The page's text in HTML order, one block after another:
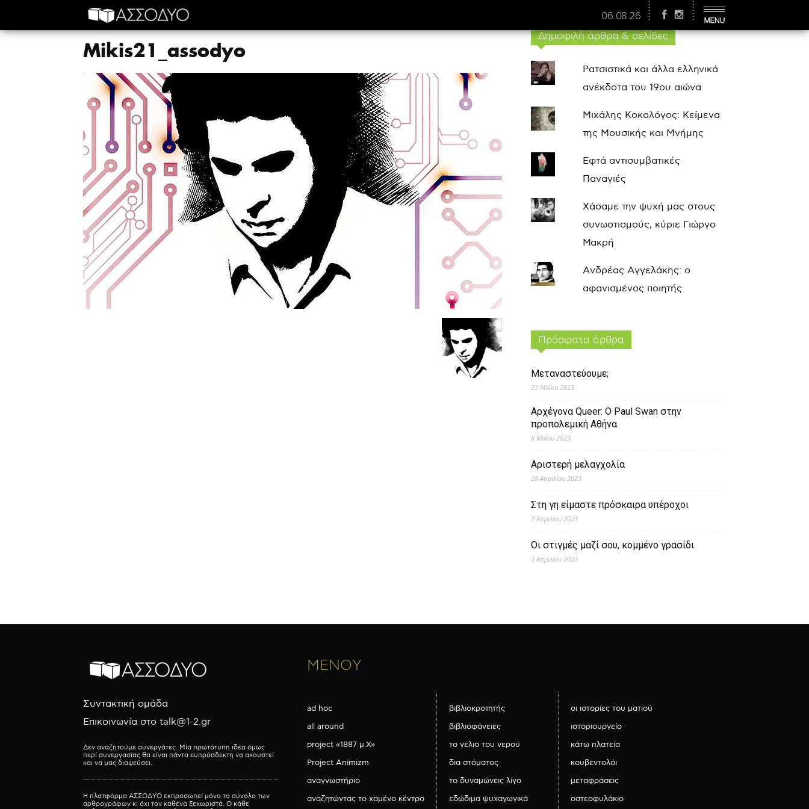
06.08.26
Mikis21_assodyo
Δημοφιλή άρθρα & σελίδες
Ρατσιστικά και άλλα ελληνικά
ανέκδοτα του 19ου αιώνα
Μιχάλης Κοκολόγος: Κείμενα
της Μουσικής και Μνήμης
Εφτά αντισυμβατικές
Παναγιές
Χάσαμε την ψυχή μας στους
συνωστισμούς, κύριε Γιώργο
Μακρή
Ανδρέας Αγγελάκης: ο
αφανισμένος ποιητής
Πρόσφατα άρθρα
Μεταναστεύουμε;
22 Μαΐου 2023
Αρχέγονα Queer: O Paul Swan στην
προπολεμική Αθήνα
8 Μαΐου 2023
Αριστερή μελαγχολία
28 Απριλίου 2023
Στη γη είμαστε πρόσκαιρα υπέροχοι
7 Απριλίου 2023
Οι στιγμές μαζί σου, κομμένο γρασίδι
3 Απριλίου 2023
Συντακτική ομάδα
Επικοινωνία στο talk@1-2.gr
Δεν αναζητούμε συνεργάτες. Μία πρωτότυπη ιδέα όμως
περί συνεργασίας θα είναι πάντα ευπρόσδεκτη να ακουστεί
και να μας διαψεύσει.
Η πλατφόρμα ΑΣΣΟΔΥΟ εκπροσωπεί μόνο το σύνολο των
αρθρογράφων κι όχι τον καθένα ξεχωριστά. Ο κάθε
ΜΕΝΟΥ
ad hoc
all around
project «1887 μ.Χ»
Project Animizm
αναγνωστήριο
αναζητώντας το χαμένο κέντρο
βιβλιοκροτητής
βιβλιοφάνειες
το γέλιο του νερού
δια στόματος
το δυναμώνεις λίγο
εδώδιμα ψυχαγωγικά
οι ιστορίες του ματιού
ιστοριουργείο
κάτω πλατεία
κουβεντολόι
μεταφράσεις
οστεοφυλάκιο